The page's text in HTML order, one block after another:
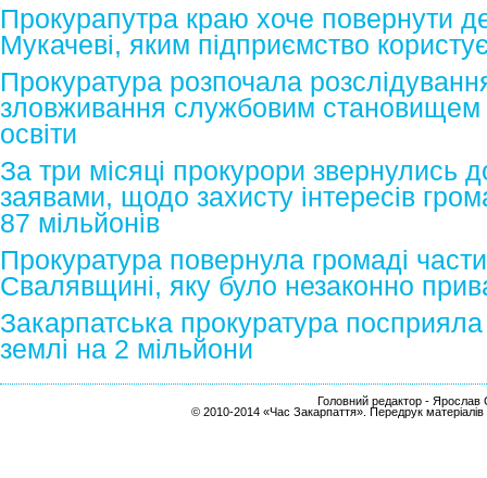
Прокурапутра краю хоче повернути
Мукачеві, яким підприємство
Прокуратура розпочала
зловживання службовим
освіти
За три місяці прокурори звернулись
заявами, щодо захисту інтересів
87 мільйонів
Прокуратура повернула громаді
Свалявщині, яку було незаконно
Закарпатська прокуратура
землі на 2 мільйони
Головний редактор - Ярослав
© 2010-2014 «Час Закарпаття». Передрук